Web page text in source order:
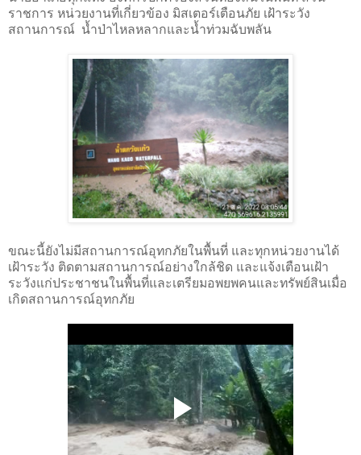
ราชการ หน่วยงานที่เกี่ยวข้อง มิสเตอร์เตือนภัย เฝ้าระวัง
สถานการณ์ น้ำป่าไหลหลากและน้ำท่วมฉับพลัน
ขณะนี้ยังไม่มีสถานการณ์อุทกภัยในพื้นที่ และทุกหน่วยงานได้
เฝ้าระวัง ติดตามสถานการณ์อย่างใกล้ชิด และแจ้งเตือนเฝ้า
ระวังแก่ประชาชนในพื้นที่และเตรียมอพยพคนและทรัพย์สินเมื่อ
เกิดสถานการณ์อุทกภัย